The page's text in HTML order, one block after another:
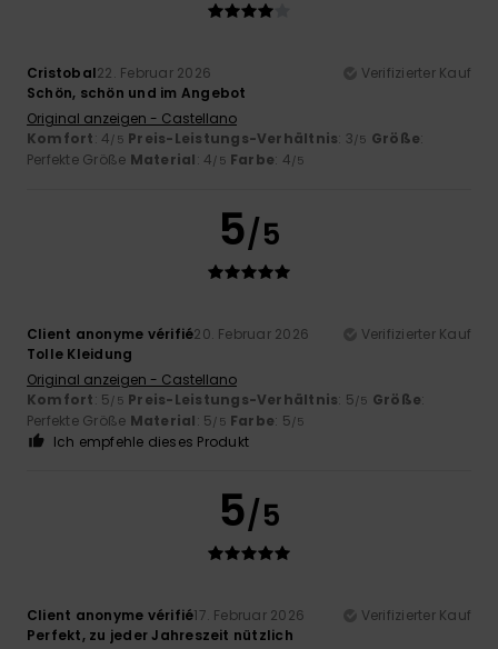
Cristobal22. Februar 2026
Verifizierter Kauf
Schön, schön und im Angebot
Original anzeigen - Castellano
Komfort: 4/5 Preis-Leistungs-Verhältnis: 3/5 Größe:
Perfekte Größe Material: 4/5 Farbe: 4/5
5/5
Client anonyme vérifié20. Februar 2026
Verifizierter Kauf
Tolle Kleidung
Original anzeigen - Castellano
Komfort: 5/5 Preis-Leistungs-Verhältnis: 5/5 Größe:
Perfekte Größe Material: 5/5 Farbe: 5/5
Ich empfehle dieses Produkt
5/5
Client anonyme vérifié17. Februar 2026
Verifizierter Kauf
Perfekt, zu jeder Jahreszeit nützlich